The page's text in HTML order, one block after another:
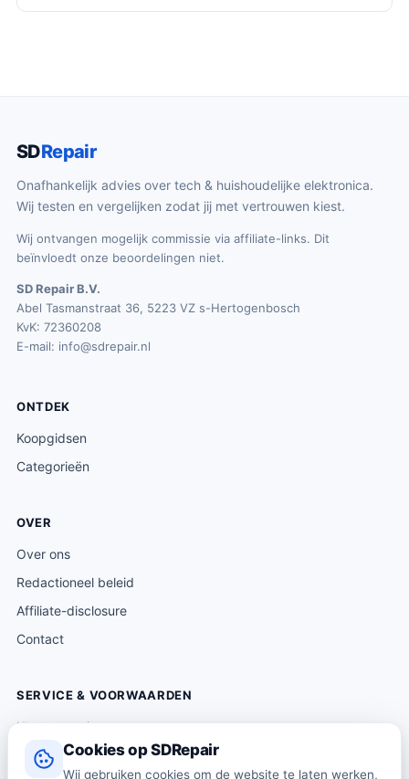
Cookies op SDRepair
Wij gebruiken cookies om de website te laten werken,
SDRepair
Onafhankelijk advies over tech & huishoudelijke elektronica.
Wij testen en vergelijken zodat jij met vertrouwen kiest.
Wij ontvangen mogelijk commissie via affiliate-links. Dit
beïnvloedt onze beoordelingen niet.
SD Repair B.V.
Abel Tasmanstraat 36, 5223 VZ s-Hertogenbosch
KvK: 72360208
E-mail: info@sdrepair.nl
ONTDEK
Koopgidsen
Categorieën
OVER
Over ons
Redactioneel beleid
Affiliate-disclosure
Contact
SERVICE & VOORWAARDEN
Klantenservice
Verzending & levering